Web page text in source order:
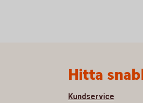
Hitta
Kundservice